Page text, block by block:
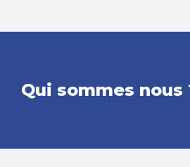
Qui sommes nous